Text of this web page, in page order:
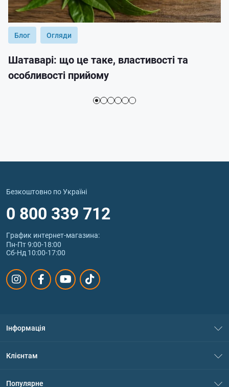
Блог Огляди
Шатаварі: що це таке, властивості та
особливості прийому
Безкоштовно по Україні
0 800 339 712
График интернет‑магазина:
Пн-Пт 9:00-18:00
Сб-Нд 10:00-17:00
Інформація
Клієнтам
Популярне